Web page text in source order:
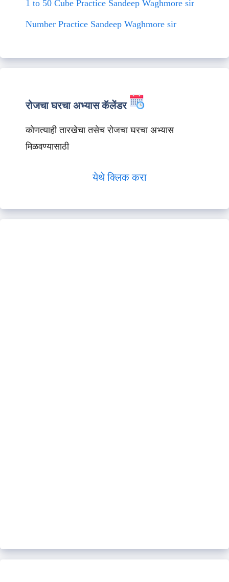
1 to 50 Cube Practice Sandeep Waghmore sir
Number Practice Sandeep Waghmore sir
रोजचा घरचा अभ्यास कॅलेंडर
कोणत्याही तारखेचा तसेच रोजचा घरचा अभ्यास
मिळवण्यासाठी
येथे क्लिक करा